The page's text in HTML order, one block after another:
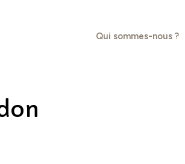
Qui sommes-nous ?